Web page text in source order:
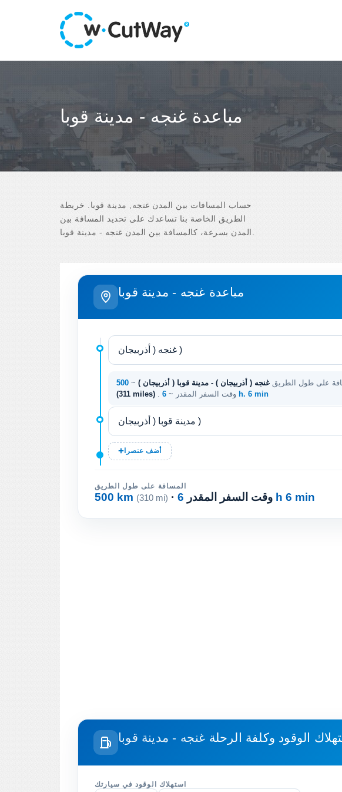
مباعدة غنجه - مدينة قوبا
حساب المسافات بين المدن غنجه, مدينة قوبا. خريطة
الطريق الخاصة بنا تساعدك على تحديد المسافة بين
مباعدة غنجه - مدينة قوبا
على طول الطريق غنجه ( أذربيجان ) - مدينة قوبا ( أذربيجان ) ~
(311 miles)
. وقت السفر المقدر ~ 6 h. 6 min
أضف عنصرا
المسافة على طول الطريق
500 km (310 mi) · وقت السفر المقدر 6 h 6 min
الوقود وكلفة الرحلة غنجه - مدينة قوبا
استهلاك الوقود في سيارتك